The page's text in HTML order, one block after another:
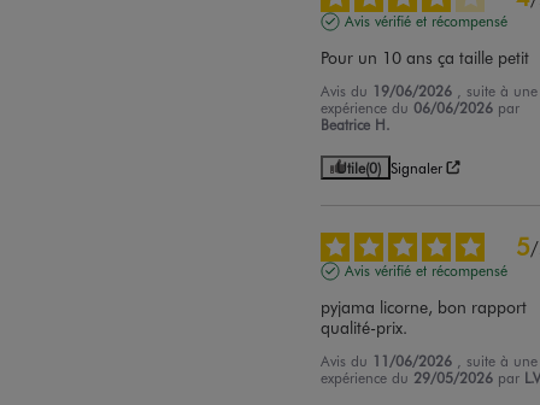
Avis vérifié et récompensé
Pour un 10 ans ça taille petit
Avis du 19/06/2026
, suite à une
expérience du06/06/2026 par
Beatrice H.
Utile(0) Signaler
5/
Avis vérifié et récompensé
pyjama licorne, bon rapport
qualité-prix.
Avis du 11/06/2026
, suite à une
expérience du 29/05/2026 par